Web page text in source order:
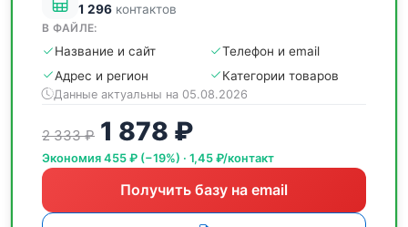
1 296 контактов
В ФАЙЛЕ:
Название и сайт
Телефон и email
Адрес и регион
Категории товаров
Данные актуальны на 05.08.2026
2 333 ₽ 1 878 ₽
Экономия 455 ₽ (−19%) · 1,45 ₽/контакт
Получить базу на email